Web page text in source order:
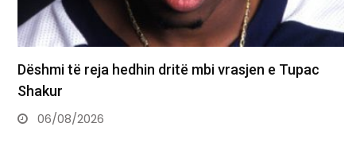
Dëshmi të reja hedhin dritë mbi vrasjen e Tupac
Shakur
06/08/2026